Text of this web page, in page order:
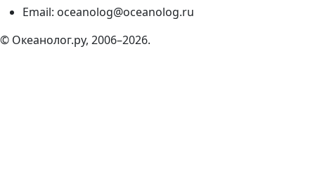
Email: oceanolog@oceanolog.ru
© Океанолог.ру, 2006–2026.